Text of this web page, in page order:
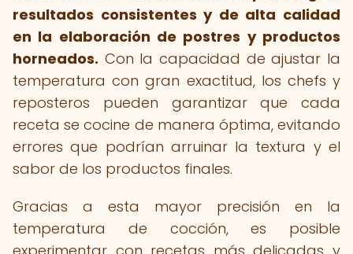
resultados consistentes y de alta calidad
en la elaboración de postres y productos
horneados. Con la capacidad de ajustar la
temperatura con gran exactitud, los chefs y
reposteros pueden garantizar que cada
receta se cocine de manera óptima, evitando
errores que podrían arruinar la textura y el
sabor de los productos finales.
Gracias a esta mayor precisión en la
temperatura de cocción, es posible